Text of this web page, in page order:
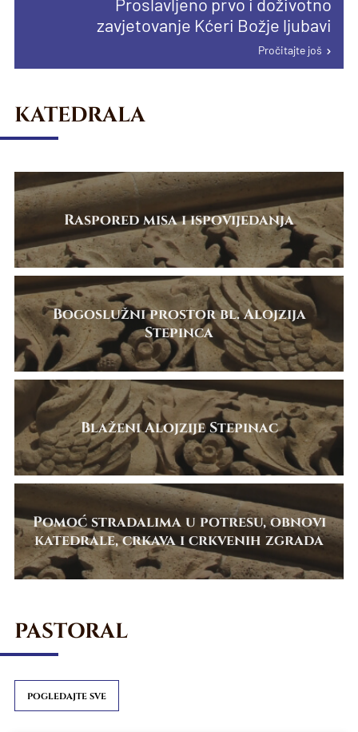
Proslavljeno prvo i doživotno
zavjetovanje Kćeri Božje ljubavi
Pročitajte još
proglašenju papinske manje bazilike u
Karlovcu
Pročitajte još
Pročitajte još
Pročitajte još
KATEDRALA
Raspored misa i ispovijedanja
Bogoslužni prostor bl. Alojzija
Stepinca
Blaženi Alojzije Stepinac
Pomoć stradalima u potresu, obnovi
katedrale, crkava i crkvenih zgrada
PASTORAL
POGLEDAJTE SVE